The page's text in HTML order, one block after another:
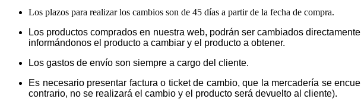
Los plazos para realizar los cambios son de 45 días a partir de la fecha de compra.
Los productos comprados en nuestra web, podrán ser cambiados
informándonos el producto a cambiar y el producto a obtener.
Los gastos de envío son siempre a cargo del cliente.
Es necesario presentar factura o ticket de cambio, que la mercadería se
contrario, no se realizará el cambio y el producto será devuelto al cliente).